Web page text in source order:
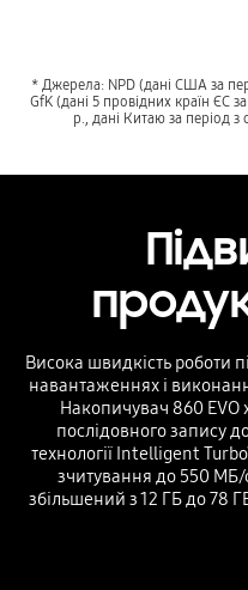
* Джерела: NPD (дані США за
GfK (дані 5 провідних країн ЄС
р., дані Китаю за період з
Висока швидкість роботи
навантаженнях і
Накопичувач 860 EVO
послідовного запису
технології Intelligent
зчитування до 550
збільшений з 12 ГБ до 78